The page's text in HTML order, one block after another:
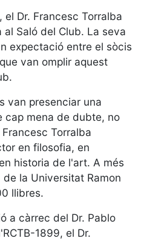
Dr. Francesc Torralba
Saló del Club. La seva
expectació entre el sòcis
van omplir aquest
van presenciar una
cap mena de dubte, no
Torralba
en filosofia, en
historia de l'art. A més
la Universitat Ramon
llibres.
a càrrec del Dr. Pablo
1899, el Dr.